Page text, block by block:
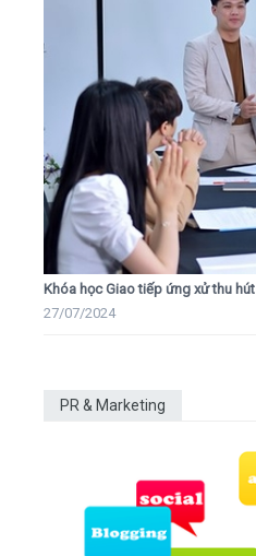
Khóa học Giao tiếp ứng xử thu hút
27/07/2024
PR & Marketing